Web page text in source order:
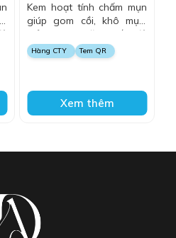
Kem hoạt tính chấm mụn
giúp gom cồi, khô mụn,
giảm viêm, tăng tốc độ
luân chuyển tế bào da
Hàng CTY Tem QR
Xem thêm